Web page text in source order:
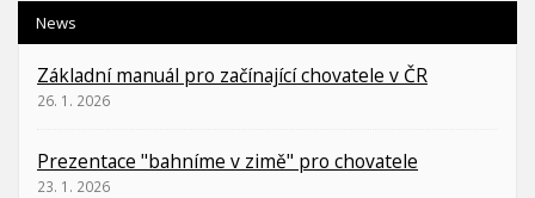
News
Základní manuál pro začínající chovatele v ČR
26. 1. 2026
Prezentace "bahníme v zimě" pro chovatele
23. 1. 2026